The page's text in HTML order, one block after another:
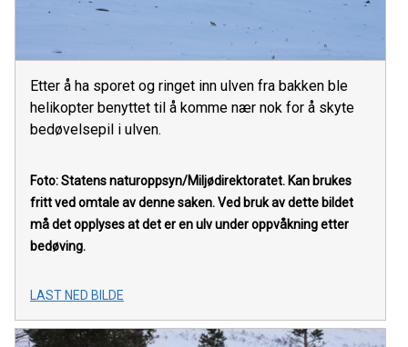
Etter å ha sporet og ringet inn ulven fra bakken ble
helikopter benyttet til å komme nær nok for å skyte
bedøvelsepil i ulven.
Foto: Statens naturoppsyn/Miljødirektoratet. Kan brukes
fritt ved omtale av denne saken. Ved bruk av dette bildet
må det opplyses at det er en ulv under oppvåkning etter
bedøving.
LAST NED BILDE